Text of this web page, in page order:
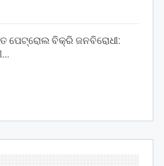
ପେଟ୍ରୋଲ ବିକ୍ରି ଜନବିରୋଧୀ: